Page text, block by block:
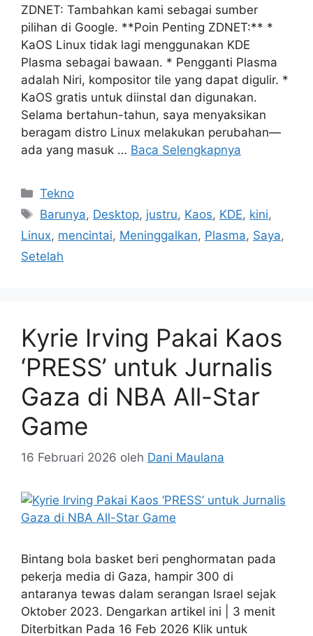
ZDNET: Tambahkan kami sebagai sumber
pilihan di Google. **Poin Penting ZDNET:** *
KaOS Linux tidak lagi menggunakan KDE
Plasma sebagai bawaan. * Pengganti Plasma
adalah Niri, kompositor tile yang dapat digulir. *
KaOS gratis untuk diinstal dan digunakan.
Selama bertahun-tahun, saya menyaksikan
beragam distro Linux melakukan perubahan—
ada yang masuk … Baca Selengkapnya
Kategori
Tekno
Tag
Barunya, Desktop, justru, Kaos, KDE, kini,
Linux, mencintai, Meninggalkan, Plasma, Saya,
Setelah
Kyrie Irving Pakai Kaos
‘PRESS’ untuk Jurnalis
Gaza di NBA All-Star
Game
16 Februari 2026 oleh Dani Maulana
Bintang bola basket beri penghormatan pada
pekerja media di Gaza, hampir 300 di
antaranya tewas dalam serangan Israel sejak
Oktober 2023. Dengarkan artikel ini | 3 menit
Diterbitkan Pada 16 Feb 2026 Klik untuk